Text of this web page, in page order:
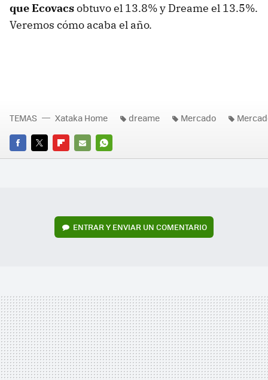
que Ecovacsobtuvo el 13.8% y Dreame el 13.5%.
Veremos cómo acaba el año.
FACEBOOK
TWITTERFLIPBOARD
E-
WHATSAPP
TEMAS Xataka Home dreame Mercado
ENTRAR Y ENVIAR UN COMENTARIO